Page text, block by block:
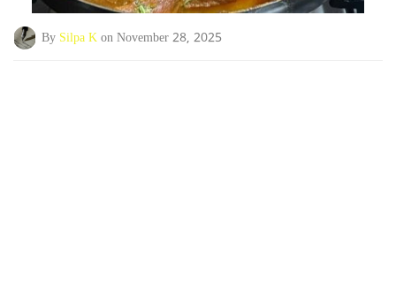
By Silpa K on November 28, 2025